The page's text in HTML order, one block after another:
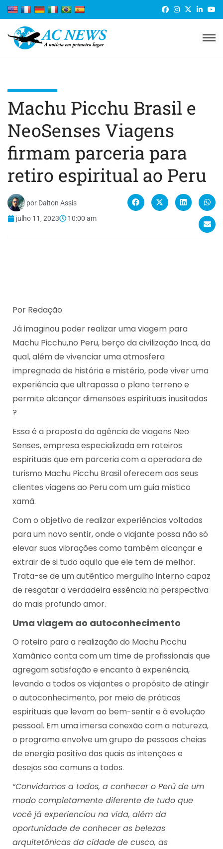
Machu Picchu Brasil e
NeoSenses Viagens
firmam parceria para
retiro espiritual ao Peru
por Dalton Assis
julho 11, 2023
10:00 am
Por Redação
Já imaginou poder realizar uma viagem para
Machu Picchu,no Peru, berço da civilização Inca, da
qual, além de vivenciar uma atmosfera
impregnada de história e mistério, pode viver uma
experiência que ultrapassa o plano terreno e
permite alcançar dimensões espirituais inusitadas
?
Essa é a proposta da agência de viagens Neo
Senses, empresa especializada em roteiros
espirituais que em parceria com a operadora de
turismo Machu Picchu Brasil oferecem aos seus
clientes viagens ao Peru com um guia místico
xamã.
Com o objetivo de realizar experiências voltadas
para um novo sentir, onde o viajante possa não só
elevar suas vibrações como também alcançar e
extrair de si tudo aquilo que ele tem de melhor.
Trata-se de um autêntico mergulho interno capaz
de resgatar a verdadeira essência na perspectiva
do mais profundo amor.
Uma viagem ao autoconhecimento
O roteiro para a realização do Machu Picchu
Xamânico conta com um time de profissionais que
agregam satisfação e encanto à experiência,
levando a todos os viajantes o propósito de atingir
o autoconhecimento, por meio de práticas
espirituais que levam ao bem-sentir e à evolução
pessoal. Em uma imersa conexão com a natureza,
o programa envolve um grupo de pessoas cheias
de energia positiva das quais as intenções e
desejos são comuns a todos.
“Convidamos a todos, a conhecer o Perú de um
modo completamente diferente de tudo que
você já experienciou na vida, além da
oportunidade de conhecer as belezas
arquitetônicas da cidade de cusco, as